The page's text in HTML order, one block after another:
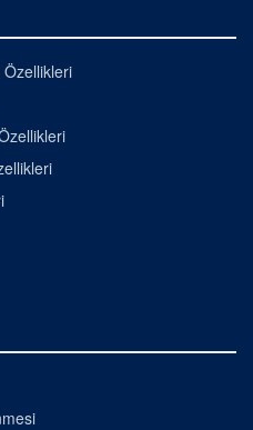
Özellikleri